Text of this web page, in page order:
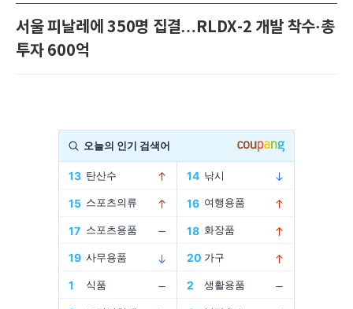
서울 피날레에 350명 집결…RLDX-2 개발 착수·총
투자 600억